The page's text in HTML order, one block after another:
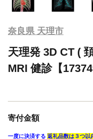
奈良県 天理市
天理発 3D CT (
MRI 健診【
寄付金額
一度に決済する 返礼品数は３つ以